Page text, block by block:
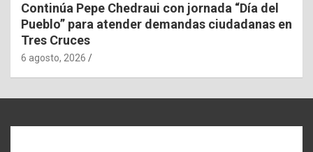
Continúa Pepe Chedraui con jornada “Día del
Pueblo” para atender demandas ciudadanas en
Tres Cruces
6 agosto, 2026